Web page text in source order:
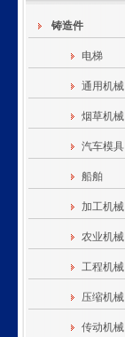
铸造件
电梯
通用机械
烟草机械
汽车模具
船舶
加工机械
农业机械
工程机械
压缩机械
传动机械